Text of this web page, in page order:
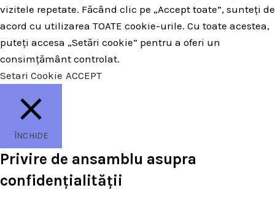
vizitele repetate. Făcând clic pe „Accept toate”, sunteți de
acord cu utilizarea TOATE cookie-urile. Cu toate acestea,
puteți accesa „Setări cookie” pentru a oferi un
consimțământ controlat.
Setari Cookie ACCEPT
ÎNCHIDE
Privire de ansamblu asupra
confidențialității